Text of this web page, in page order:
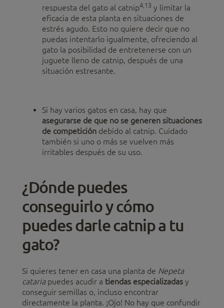
respuesta del gato al catnip4,13 y limitar la
eficacia de esta planta en situaciones de
estrés agudo. Esto no quiere decir que no
puedas intentarlo igualmente, ofreciendo al
gato la posibilidad de entretenerse con un
juguete lleno de catnip, después de una
situación estresante.
Si hay varios gatos en casa, hay que
asegurarse de que no se generen situaciones
de competición debido al catnip. Cuidado
también si uno o más se vuelven más
irritables después de su uso.
¿Dónde puedes
conseguirlo y cómo
puedes darle catnip a tu
gato?
Si quieres tener en casa una planta de Nepeta
cataria puedes acudir a tiendas especializadas y
conseguir semillas o, incluso encontrar
directamente la planta. ¡Ojo! No hay que confundir